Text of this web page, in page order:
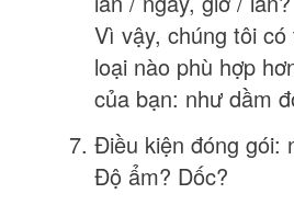
Vì vậy, chúng tôi
loại nào phù hợp
của bạn: như dầm
Điều kiện đóng gói:
Độ ẩm? Dốc?